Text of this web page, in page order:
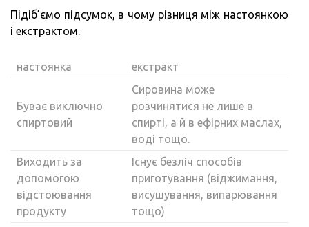
Підіб’ємо підсумок, в чому різниця між настоянкою
і екстрактом.
настоянка екстракт
Буває виключно
спиртовий
Сировина може
розчинятися не лише в
спирті, а й в ефірних маслах,
воді тощо.
Виходить за
допомогою
відстоювання
продукту
Існує безліч способів
приготування (віджимання,
висушування, випарювання
тощо)